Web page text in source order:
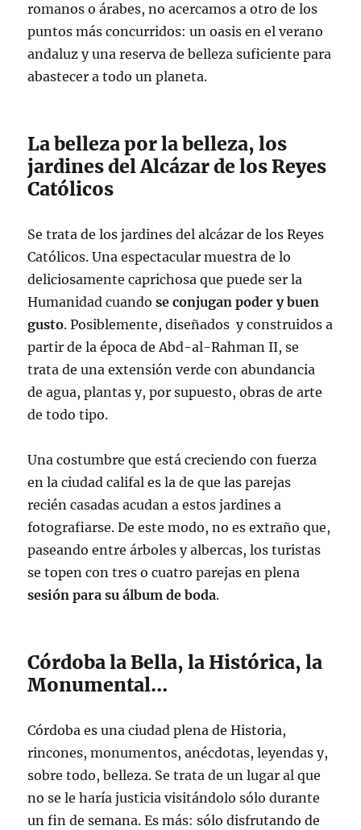
romanos o árabes, no acercamos a otro de los
puntos más concurridos: un oasis en el verano
andaluz y una reserva de belleza suficiente para
abastecer a todo un planeta.
La belleza por la belleza, los
jardines del Alcázar de los Reyes
Católicos
Se trata de los jardines del alcázar de los Reyes
Católicos. Una espectacular muestra de lo
deliciosamente caprichosa que puede ser la
Humanidad cuandose conjugan poder y buen
gusto. Posiblemente, diseñados y construidos a
partir de la época de Abd-al-Rahman II, se
trata de una extensión verde con abundancia
de agua, plantas y, por supuesto, obras de arte
de todo tipo.
Una costumbre que está creciendo con fuerza
en la ciudad califal es la de que las parejas
recién casadas acudan a estos jardines a
fotografiarse. De este modo, no es extraño que,
paseando entre árboles y albercas, los turistas
se topen con tres o cuatro parejas en plena
sesión para su álbum de boda.
Córdoba la Bella, la Histórica, la
Monumental…
Córdoba es una ciudad plena de Historia,
rincones, monumentos, anécdotas, leyendas y,
sobre todo, belleza. Se trata de un lugar al que
no se le haría justicia visitándolo sólo durante
un fin de semana. Es más: sólo disfrutando de